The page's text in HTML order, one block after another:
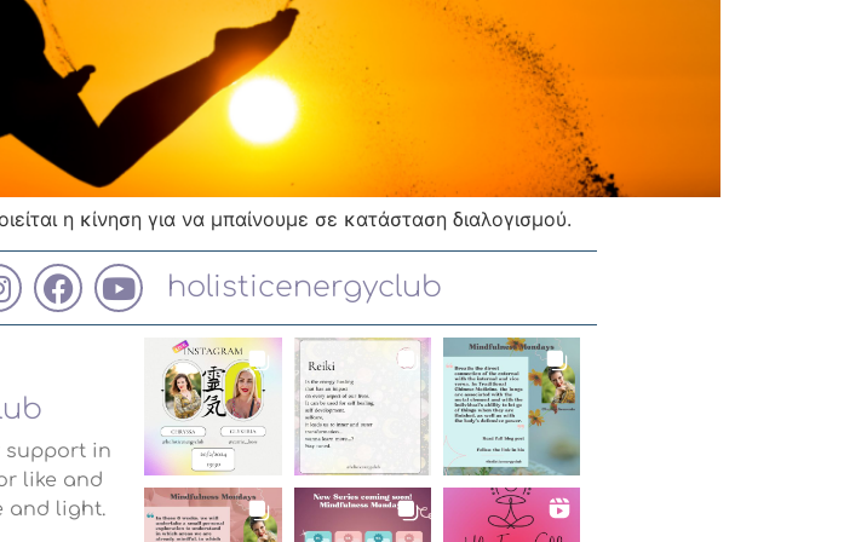
η κίνηση για να μπαίνουμε σε κατάσταση διαλογισμού.
holisticenergyclub
support in
like and
and light.